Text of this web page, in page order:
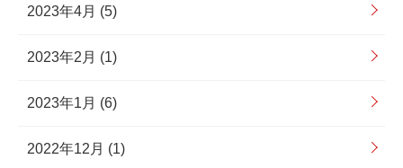
2023年4月 (5)
2023年2月 (1)
2023年1月 (6)
2022年12月 (1)